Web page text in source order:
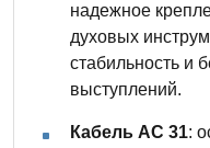
надежное
духовых
стабильность и
выступлений.
Кабель AC 31: